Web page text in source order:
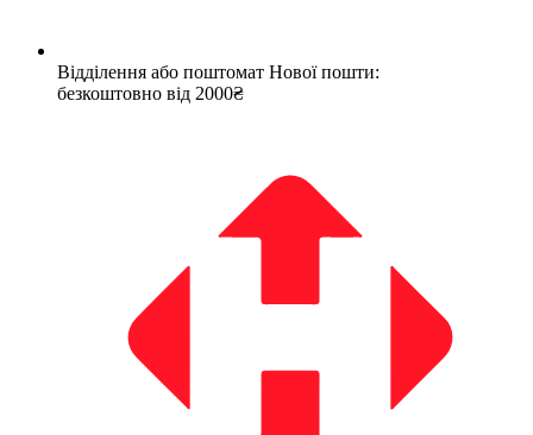
Відділення або поштомат Нової пошти:
безкоштовно від 2000₴